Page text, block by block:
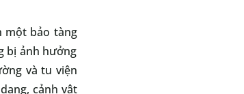
một bảo tàng
bị ảnh hưởng
và tu viện
cảnh vật